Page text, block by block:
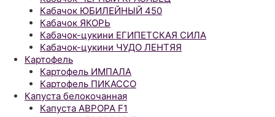
Кабачок ЮБИЛЕЙНЫЙ 450
Кабачок ЯКОРЬ
Кабачок-цукини ЕГИПЕТСКАЯ СИЛА
Кабачок-цукини ЧУДО ЛЕНТЯЯ
Картофель
Картофель ИМПАЛА
Картофель ПИКАССО
Капуста белокочанная
Капуста АВРОРА F1